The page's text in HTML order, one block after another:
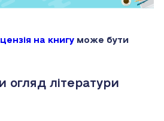
на книгу може бути
огляд літератури